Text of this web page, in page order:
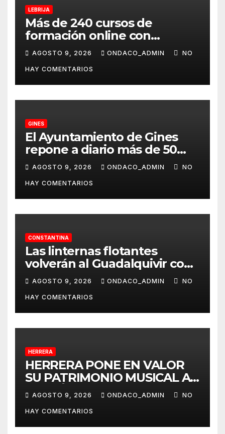
LEBRIJA
Más de 240 cursos de
formación online con
certificación oficial,
disponibles desde
septiembre a través del
programa Aula Mentor en
Lebrija
AGOSTO 9, 2026 ONDACO_ADMIN NO
HAY COMENTARIOS
GINES
El Ayuntamiento de Gines
repone a diario más de 50
dispensadores de bolsas para
la recogida de desechos de
mascotas
AGOSTO 9, 2026 ONDACO_ADMIN NO
HAY COMENTARIOS
CONSTANTINA
Las linternas flotantes
volverán al Guadalquivir con
la Ceremonia Tōrō Nagashi
de Coria del Río
AGOSTO 9, 2026 ONDACO_ADMIN NO
HAY COMENTARIOS
HERRERA
HERRERA PONE EN VALOR
SU PATRIMONIO MUSICAL A
TRAVÉS DEL PROYECTO
«MUSICALIZA HERRERA»
AGOSTO 9, 2026 ONDACO_ADMIN NO
HAY COMENTARIOS